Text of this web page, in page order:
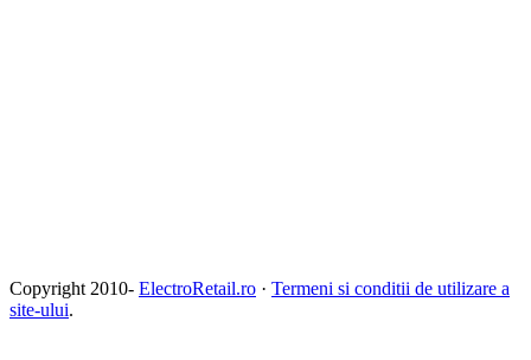
Copyright 2010- ElectroRetail.ro · Termeni si conditii de utilizare a
site-ului.